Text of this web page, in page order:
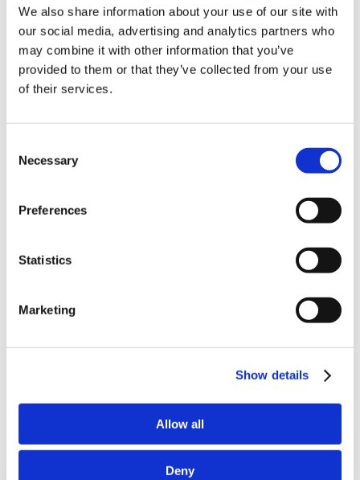
We also share information about your use of our site with
our social media, advertising and analytics partners who
may combine it with other information that you’ve
provided to them or that they’ve collected from your use
of their services.
Selection
Necessary
Preferences
Statistics
Marketing
Show details
Allow all
Deny
アクセス数順
『 通信販売 』 内のFAQ 全1件
オンラインショップの送料については、お買い物ガイドをご覧く
Info&News